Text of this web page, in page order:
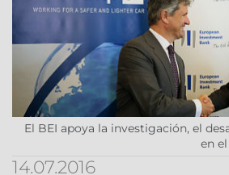
El BEI apoya la investigación, el
en
14.07.2016